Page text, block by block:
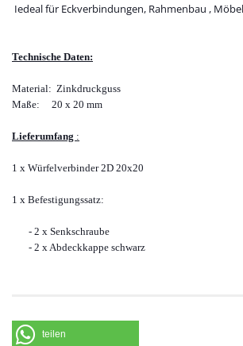
Iedeal für Eckverbindungen, Rahmenbau ,
Technische Daten:
Material: Zinkdruckguss
Maße: 20 x 20 mm
Lieferumfang :
1 x Würfelverbinder 2D 20x20
1 x Befestigungssatz:
- 2 x Senkschraube
- 2 x Abdeckkappe schwarz
teilen